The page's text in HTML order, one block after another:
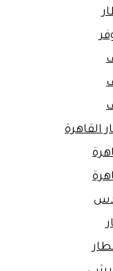
القاهرة